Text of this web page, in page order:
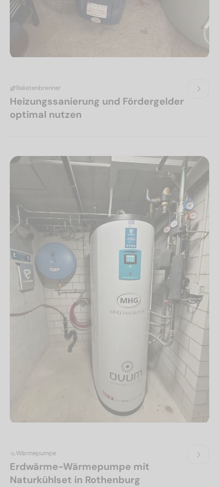
Raketenbrenner
Heizungssanierung und Fördergelder
optimal nutzen
Wärmepumpe
Erdwärme-Wärmepumpe mit
Naturkühlset in Rothenburg